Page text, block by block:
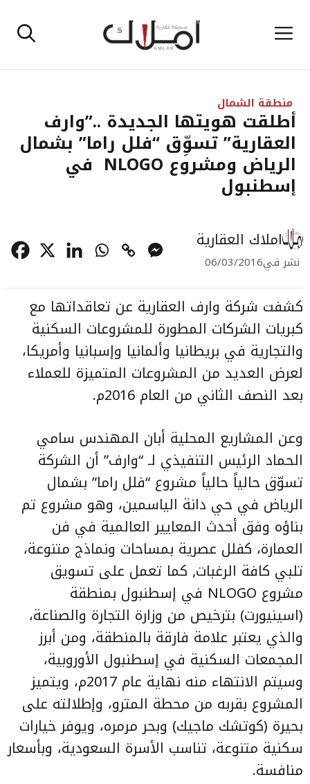
إلى القائمة
منطقة الشمال
أطلقت هويتها الجديدة ..”وارف
العقارية” تسوِّق “فلل راما” بشمال
الرياض ومشروع NLOGO في
إسطنبول
املاك العقارية
نشر في06/03/2016
كشفت شركة وارف العقارية عن تعاقداتها مع
كبريات الشركات المطورة للمشروعات السكنية
والتجارية في بريطانيا وألمانيا وإسبانيا وأمريكا،
لعرض العديد من المشروعات المتميزة للعملاء
بعد النصف الثاني من العام 2016م.
وعن المشاريع المحلية أبان المهندس سامي
الحماد الرئيس التنفيذي لـ “وارف” أن الشركة
تسوّق حالياً حالياً مشروع “فلل راما” بشمال
الرياض في حي دانة الياسمين، وهو مشروع تم
بناؤه وفق أحدث المعايير العالمية في فن
العمارة، كفلل عصرية بمساحات ونماذج متنوعة،
تلبي كافة الرغبات, كما تعمل على تسويق
مشروع NLOGO في إسطنبول بمنطقة
(اسينيورت) بترخيص من وزارة التجارة والصناعة،
والذي يعتبر علامة فارقة بالمنطقة، ومن أبرز
المجمعات السكنية في إسطنبول الأوروبية،
وسيتم الانتهاء منه نهاية عام 2017م، ويتميز
المشروع بقربه من محطة المترو، وإطلالته على
بحيرة (كوتشك ماجيك) وبحر مرمره، ويوفر خيارات
سكنية متنوعة، تناسب الأسرة السعودية، وبأسعار
منافسة.